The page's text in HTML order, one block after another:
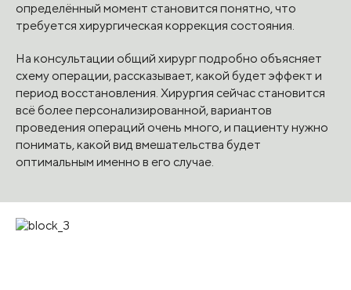
определённый момент становится понятно, что
требуется хирургическая коррекция состояния.
На консультации общий хирург подробно объясняет
схему операции, рассказывает, какой будет эффект и
период восстановления. Хирургия сейчас становится
всё более персонализированной, вариантов
проведения операций очень много, и пациенту нужно
понимать, какой вид вмешательства будет
оптимальным именно в его случае.